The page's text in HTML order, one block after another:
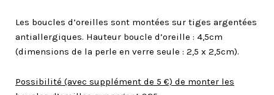
Les boucles d’oreilles sont montées sur tiges argentées
antiallergiques. Hauteur boucle d’oreille : 4,5cm
(dimensions de la perle en verre seule : 2,5 x 2,5cm).
Possibilité (avec supplément de 5 €) de monter les